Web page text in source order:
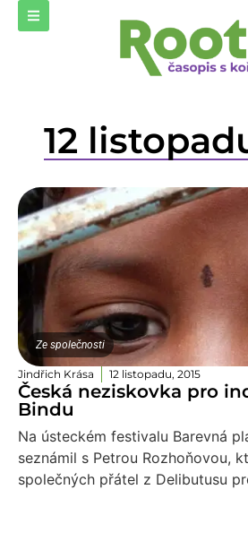
12
Ze společnosti
Jindřich Krása 12 listopadu, 2015
Česká neziskovka pro
Bindu
Na ústeckém festivalu Barevná
seznámil s Petrou Rozhoňovou,
společných přátel z Delibutusu